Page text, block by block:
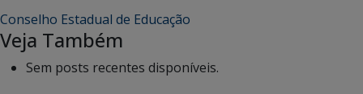
Conselho Estadual de Educação
Veja Também
Sem posts recentes disponíveis.